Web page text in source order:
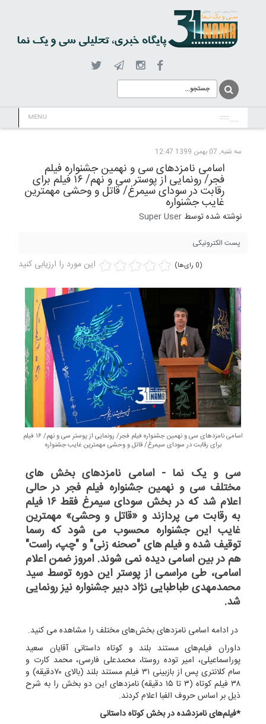
MENU
سه شنبه, 07 بهمن 1399 12:47
اسامی نامزدهای سی و نهمین جشنواره فیلم
فجر/ رونمایی از پوستر سی و نهم/ ۱۶ فیلم برای
رقابت در سودای سیمرغ/ قاتل و وحشی مهمترین
غایب جشنواره
نوشته شده توسط Super User
پست الکترونیکی
این مورد را ارزیابی کنید (0 رای‌ها)
اسامی نامزدهای سی و نهمین جشنواره فیلم فجر/ رونمایی از پوستر سی و نهم/ ۱۶ فیلم
برای رقابت در سودای سیمرغ/ قاتل و وحشی مهمترین غایب جشنواره
سی و یک نما - اسامی نامزدهای بخش های
مختلف سی و نهمین جشنواره فیلم فجر در حالی
اعلام شد که در بخش سودای سیمرغ فقط ۱۶ فیلم
به رقابت می پردازند و «قاتل و وحشی» مهمترین
غایب این جشنواره محسوب می شود که رسما
توقیف شده و فیلم های "صحنه زنی" و "چپ، راست"
هم در بین اسامی دیده نمی شوند. امروز ضمن اعلام
اسامی، طی مراسمی از پوستر این دوره توسط سید
محمدمهدی طباطبایی نژاد دبیر جشنواره نیز رونمایی
شد.
در ادامه اسامی نامزدهای بخش‌های مختلف را مشاهده می کنید.
داوران فیلم‌های مستند بلند و کوتاه داستانی آقایان سعید
پوراسماعیلی، امیر توده روستا، محمدعلی فارسی، محمد کارت و
سام کلانتری پس از بازبینی ۳۱ فیلم مستند بلند (بالای ۷۰دقیقه) و
۳۸ فیلم کوتاه (۳ تا ۱۵ دقیقه) نامزدهای این دو بخش را به شرح
ذیل بر اساس حروف الفبا اعلام کردند.
*فیلم‌های نامزدشده در بخش کوتاه داستانی